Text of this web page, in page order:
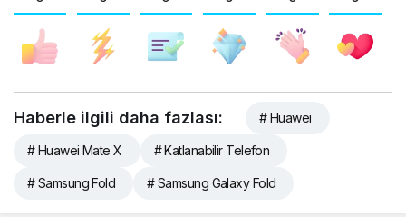
Haberle ilgili daha fazlası: # Huawei
# Huawei Mate X # Katlanabilir Telefon
# Samsung Fold # Samsung Galaxy Fold